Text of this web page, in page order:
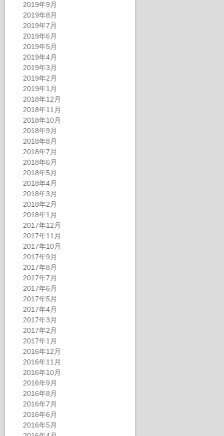
2019年9月
2019年8月
2019年7月
2019年6月
2019年5月
2019年4月
2019年3月
2019年2月
2019年1月
2018年12月
2018年11月
2018年10月
2018年9月
2018年8月
2018年7月
2018年6月
2018年5月
2018年4月
2018年3月
2018年2月
2018年1月
2017年12月
2017年11月
2017年10月
2017年9月
2017年8月
2017年7月
2017年6月
2017年5月
2017年4月
2017年3月
2017年2月
2017年1月
2016年12月
2016年11月
2016年10月
2016年9月
2016年8月
2016年7月
2016年6月
2016年5月